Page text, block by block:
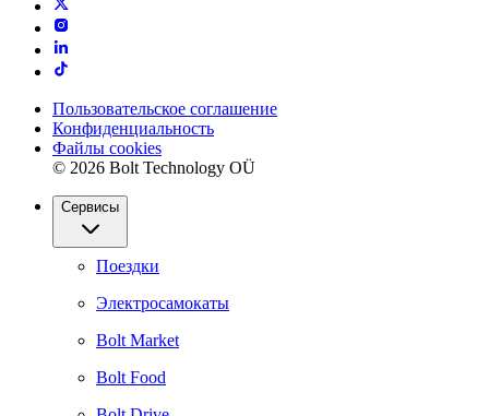
Пользовательское соглашение
Конфиденциальность
Файлы cookies
© 2026 Bolt Technology OÜ
Сервисы
Поездки
Электросамокаты
Bolt Market
Bolt Food